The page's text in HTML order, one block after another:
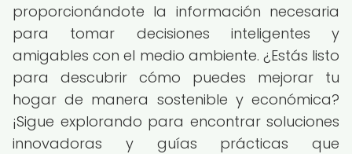
proporcionándote la información necesaria
para tomar decisiones inteligentes y
amigables con el medio ambiente. ¿Estás listo
para descubrir cómo puedes mejorar tu
hogar de manera sostenible y económica?
¡Sigue explorando para encontrar soluciones
innovadoras y guías prácticas que